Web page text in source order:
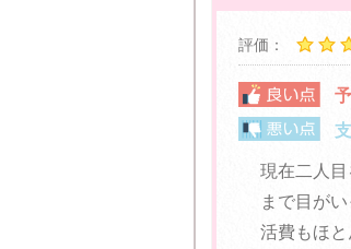
評価：
現在二人
まで目が
活費もほ